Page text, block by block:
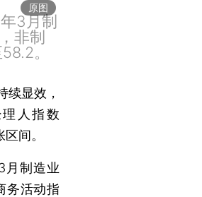
原图
3月制
非制
。
续显效，
人指数
间。
制造业
务活动指